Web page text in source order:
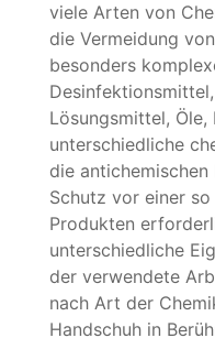
viele Arten von
die Vermeidung
besonders
Lösungsmittel,
unterschiedliche
die antichemischen
Schutz vor einer
Produkten
unterschiedliche
der verwendete
nach Art der
Handschuh in